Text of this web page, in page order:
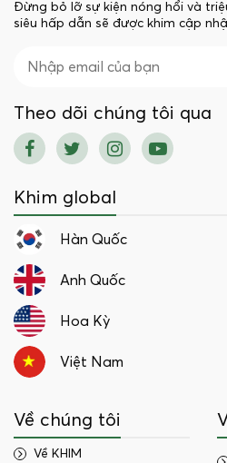
Đừng bỏ lỡ sự kiện nóng hổi và
siêu hấp dẫn sẽ được khim cập
Theo dõi chúng tôi qua
Khim global
Hàn Quốc
Anh Quốc
Hoa Kỳ
Việt Nam
Về chúng tôi
Về KHIM